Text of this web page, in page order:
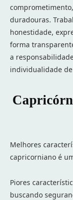
duradouras.
honestidade,
forma
a
individualidade
Melhores
capricorniano é
Piores
buscando